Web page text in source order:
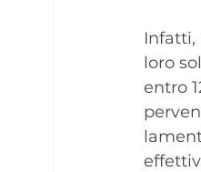
Infatti,
loro
entro